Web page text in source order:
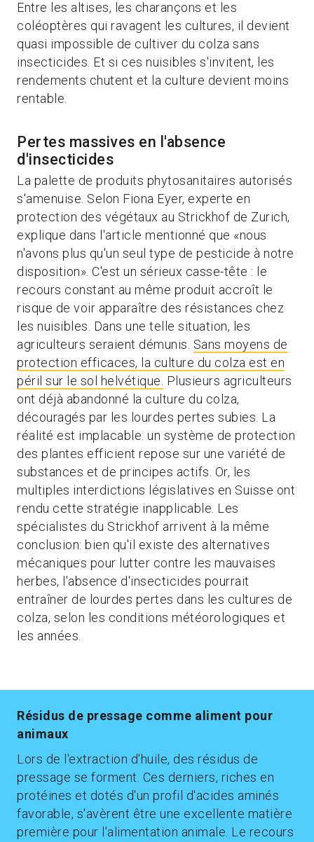
Entre les altises, les charançons et les
coléoptères qui ravagent les cultures, il devient
quasi impossible de cultiver du colza sans
insecticides. Et si ces nuisibles s'invitent, les
rendements chutent et la culture devient moins
rentable.
Pertes massives en l'absence
d'insecticides
La palette de produits phytosanitaires autorisés
s'amenuise. Selon Fiona Eyer, experte en
protection des végétaux au Strickhof de Zurich,
explique dans l'article mentionné que «nous
n'avons plus qu'un seul type de pesticide à notre
disposition». C'est un sérieux casse-tête : le
recours constant au même produit accroît le
risque de voir apparaître des résistances chez
les nuisibles. Dans une telle situation, les
agriculteurs seraient démunis. Sans moyens de
protection efficaces, la culture du colza est en
péril sur le sol helvétique. Plusieurs agriculteurs
ont déjà abandonné la culture du colza,
découragés par les lourdes pertes subies. La
réalité est implacable: un système de protection
des plantes efficient repose sur une variété de
substances et de principes actifs. Or, les
multiples interdictions législatives en Suisse ont
rendu cette stratégie inapplicable. Les
spécialistes du Strickhof arrivent à la même
conclusion: bien qu'il existe des alternatives
mécaniques pour lutter contre les mauvaises
herbes, l'absence d'insecticides pourrait
entraîner de lourdes pertes dans les cultures de
colza, selon les conditions météorologiques et
les années.
Résidus de pressage comme aliment pour
animaux
Lors de l'extraction d'huile, des résidus de
pressage se forment. Ces derniers, riches en
protéines et dotés d'un profil d'acides aminés
favorable, s'avèrent être une excellente matière
première pour l'alimentation animale. Le recours